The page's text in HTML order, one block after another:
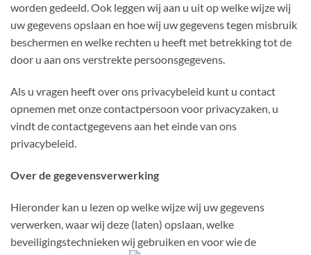
worden gedeeld. Ook leggen wij aan u uit op welke wijze wij
uw gegevens opslaan en hoe wij uw gegevens tegen misbruik
beschermen en welke rechten u heeft met betrekking tot de
door u aan ons verstrekte persoonsgegevens.
Als u vragen heeft over ons privacybeleid kunt u contact
opnemen met onze contactpersoon voor privacyzaken, u
vindt de contactgegevens aan het einde van ons
privacybeleid.
Over de gegevensverwerking
Hieronder kan u lezen op welke wijze wij uw gegevens
verwerken, waar wij deze (laten) opslaan, welke
beveiligingstechnieken wij gebruiken en voor wie de